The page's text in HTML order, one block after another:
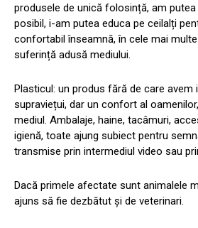
produsele de unică folosință, am
posibil, i-am putea educa pe ceilalți
confortabil înseamnă, în cele mai
suferință adusă mediului.
Plasticul: un produs fără de care avem
supraviețui, dar un confort al
mediul. Ambalaje, haine, tacâmuri,
igienă, toate ajung subiect pentru
transmise prin intermediul video sau
Dacă primele afectate sunt animalele
ajuns să fie dezbătut și de veterinari.